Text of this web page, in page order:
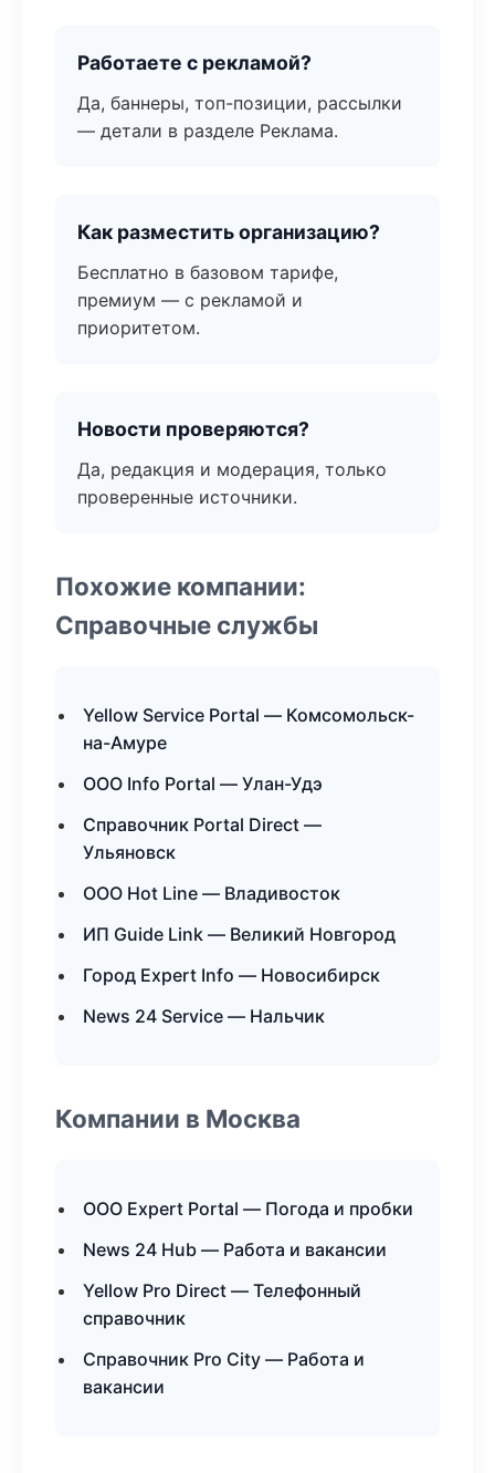
Работаете с рекламой?
Да, баннеры, топ-позиции, рассылки
— детали в разделе Реклама.
Как разместить организацию?
Бесплатно в базовом тарифе,
премиум — с рекламой и
приоритетом.
Новости проверяются?
Да, редакция и модерация, только
проверенные источники.
Похожие компании:
Справочные службы
Yellow Service Portal — Комсомольск-
на-Амуре
ООО Info Portal — Улан-Удэ
Справочник Portal Direct —
Ульяновск
ООО Hot Line — Владивосток
ИП Guide Link — Великий Новгород
Город Expert Info — Новосибирск
News 24 Service — Нальчик
Компании в Москва
ООО Expert Portal — Погода и пробки
News 24 Hub — Работа и вакансии
Yellow Pro Direct — Телефонный
справочник
Справочник Pro City — Работа и
вакансии